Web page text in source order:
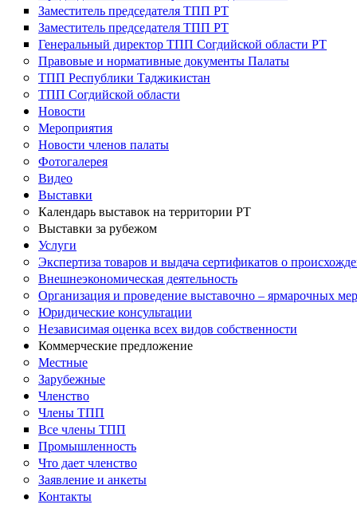
Заместитель председателя ТПП РТ
Заместитель председателя ТПП РТ
Генеральный директор ТПП Согдийской области РТ
Правовые и нормативные документы Палаты
ТПП Республики Таджикистан
ТПП Согдийской области
Новости
Мероприятия
Новости членов палаты
Фотогалерея
Видео
Выставки
Календарь выставок на территории РТ
Выставки за рубежом
Услуги
Экспертиза товаров и выдача сертификатов о
Внешнеэкономическая деятельность
Организация и проведение выставочно – ярмарочных
Юридические консультации
Независимая оценка всех видов собственности
Коммерческие предложение
Местные
Зарубежные
Членство
Члены ТПП
Все члены ТПП
Промышленность
Что дает членство
Заявление и анкеты
Контакты